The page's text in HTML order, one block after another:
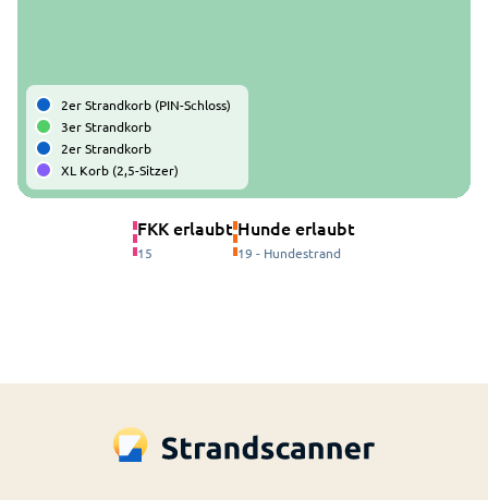
2er Strandkorb (PIN-Schloss)
3er Strandkorb
2er Strandkorb
XL Korb (2,5-Sitzer)
FKK erlaubt
15
Hunde erlaubt
19 - Hundestrand